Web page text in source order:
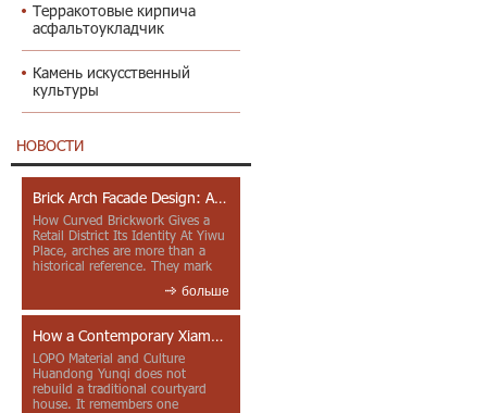
Терракотовые кирпича
асфальтоукладчик
Камень искусственный
культуры
НОВОСТИ
Brick Arch Facade Design: A Closer Look at Yiwu Place
How Curved Brickwork Gives a
Retail District Its Identity At Yiwu
Place, arches are more than a
historical reference. They mark
больше
How a Contemporary Xiamen Project Reframes Minnan Red Brick
LOPO Material and Culture
Huandong Yunqi does not
rebuild a traditional courtyard
house. It remembers one